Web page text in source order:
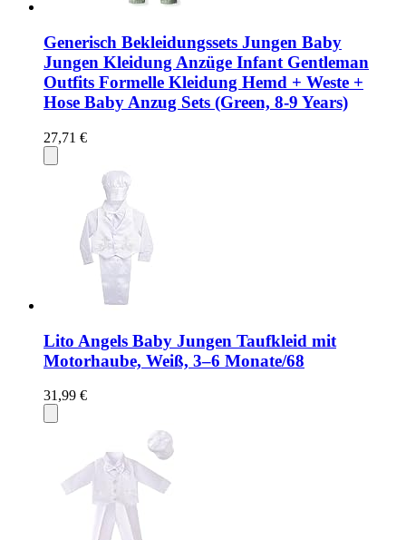
Generisch Bekleidungssets Jungen Baby
Jungen Kleidung Anzüge Infant Gentleman
Outfits Formelle Kleidung Hemd + Weste +
Hose Baby Anzug Sets (Green, 8-9 Years)
27,71 €
Lito Angels Baby Jungen Taufkleid mit
Motorhaube, Weiß, 3–6 Monate/68
31,99 €